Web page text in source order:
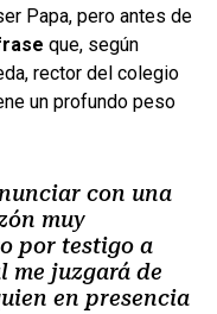
Papa, pero antes de
que, según
rector del colegio
un profundo peso
con una
muy
por testigo a
me juzgará de
en presencia